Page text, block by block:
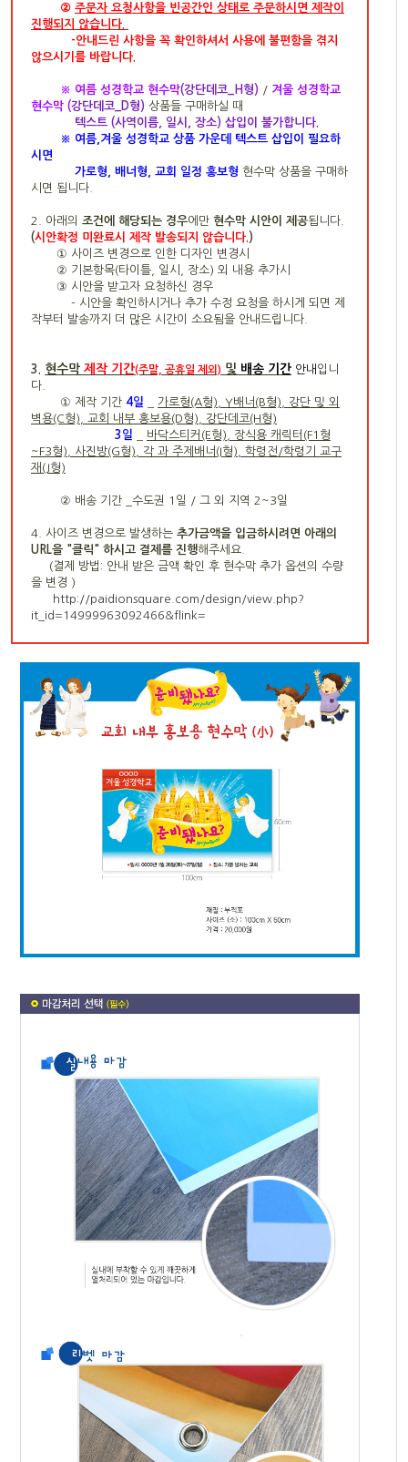
② 주문자 요청사항을 빈공간인 상태로 주문하시면 제작이
진행되지 않습니다.
-안내드린 사항을 꼭 확인하셔서 사용에 불편함을 겪지
않으시기를 바랍니다.
※ 여름 성경학교 현수막(강단데코_H형) / 겨울 성경학교
현수막 (강단데코_D형) 상품들 구매하실 때
텍스트 (사역이름, 일시, 장소) 삽입이 불가합니다.
※ 여름,겨울 성경학교 상품 가운데 텍스트 삽입이 필요하
시면
가로형, 배너형, 교회 일정 홍보형 현수막 상품을 구매하
시면 됩니다.
2. 아래의 조건에 해당되는 경우에만 현수막 시안이 제공됩니다.
(시안확정 미완료시 제작 발송되지 않습니다. )
① 사이즈 변경으로 인한 디자인 변경시
② 기본항목(타이틀, 일시, 장소) 외 내용 추가시
③ 시안을 받고자 요청하신 경우
- 시안을 확인하시거나 추가 수정 요청을 하시게 되면 제
작부터 발송까지 더 많은 시간이 소요됨을 안내드립니다.
3. 현수막 제작 기간(주말, 공휴일 제외) 및 배송 기간 안내 입니
다.
① 제작 기간 4일
가로형(A형), Y배너(B형), 강단 및 외
벽용(C형), 교회 내부 홍보용(D형), 강단데코(H형)
3일
바닥스티커(E형), 장식용 캐릭터(F1형
~F3형), 사진방(G형), 각 과 주제배너(I형), 학령전/학령기 교구
재(J형)
② 배송 기간 _수도권 1일 / 그 외 지역 2~3일
4. 사이즈 변경으로 발생하는 추가금액을 입금하시려면 아래의
URL을 "클릭" 하시고 결제를 진행해주세요.
(결제 방법: 안내 받은 금액 확인 후 현수막 추가 옵션의 수량
을 변경 )
http://paidionsquare.com/design/view.php?
it_id=14999963092466&flink=